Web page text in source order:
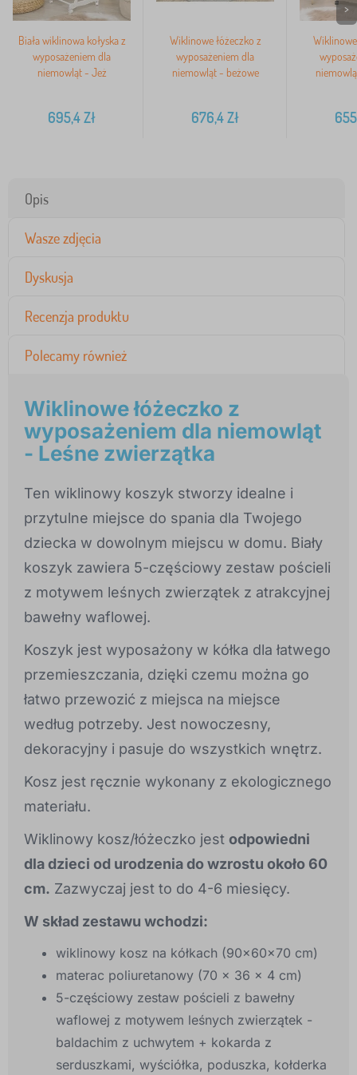
Biała wiklinowa kołyska z
wyposażeniem dla
niemowląt - Jeż
695,4Zł
Wiklinowe łóżeczko z
wyposażeniem dla
niemowląt - beżowe
676,4Zł
>
Opis
Wasze zdjęcia
Dyskusja
Recenzja produktu
Polecamy również
Wiklinowe łóżeczko z
wyposażeniem dla niemowląt
- Leśne zwierzątka
Ten wiklinowy koszyk stworzy idealne i
przytulne miejsce do spania dla Twojego
dziecka w dowolnym miejscu w domu. Biały
koszyk zawiera 5-częściowy zestaw pościeli
z motywem leśnych zwierzątek z atrakcyjnej
bawełny waflowej.
Koszyk jest wyposażony w kółka dla łatwego
przemieszczania, dzięki czemu można go
łatwo przewozić z miejsca na miejsce
według potrzeby. Jest nowoczesny,
dekoracyjny i pasuje do wszystkich wnętrz.
Kosz jest ręcznie wykonany z ekologicznego
materiału.
Wiklinowy kosz/łóżeczko jest odpowiedni
dla dzieci od urodzenia do wzrostu około 60
cm. Zazwyczaj jest to do 4-6 miesięcy.
W skład zestawu wchodzi:
wiklinowy kosz na kółkach (90x60x70 cm)
materac poliuretanowy (70 x 36 x 4 cm)
5-częściowy zestaw pościeli z bawełny
waflowej z motywem leśnych zwierzątek -
baldachim z uchwytem + kokarda z
serduszkami, wyściółka, poduszka, kołderka